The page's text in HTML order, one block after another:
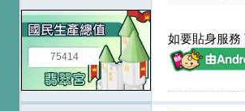
75414
如要貼身服務